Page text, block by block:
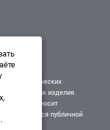
и технических
изделия.
ресурсе, носит
не является публичной
(2) ГК РФ.
.